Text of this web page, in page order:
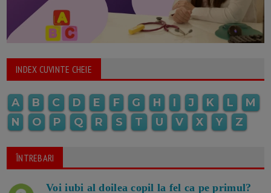
INDEX CUVINTE CHEIE
A B C D E F G H I J K L
M
N
O P Q R S T U V X Y Z
ÎNTREBARI
Voi iubi al doilea copil la fel ca pe primul?